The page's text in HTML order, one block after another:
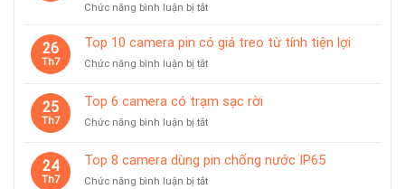
Chức năng bình luận bị tắtở
10
camera
giám
chuyên
cho
vàng
26
Th7
Top 10 camera pin có giá treo từ tính tiện lợi
Chức năng bình luận bị tắtở
camera
pin
giá
từ
25
Th7
Top 6 camera có trạm sạc rời
Chức năng bình luận bị tắtở
6
camera
có
24
Th7
Top 8 camera dùng pin chống nước IP65
Chức năng bình luận bị tắtở